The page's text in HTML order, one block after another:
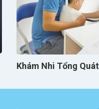
Khám Nhi Tổng Quát